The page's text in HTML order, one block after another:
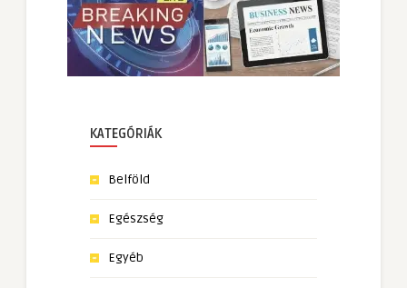
KATEGÓRIÁK
Belföld
Egészség
Egyéb